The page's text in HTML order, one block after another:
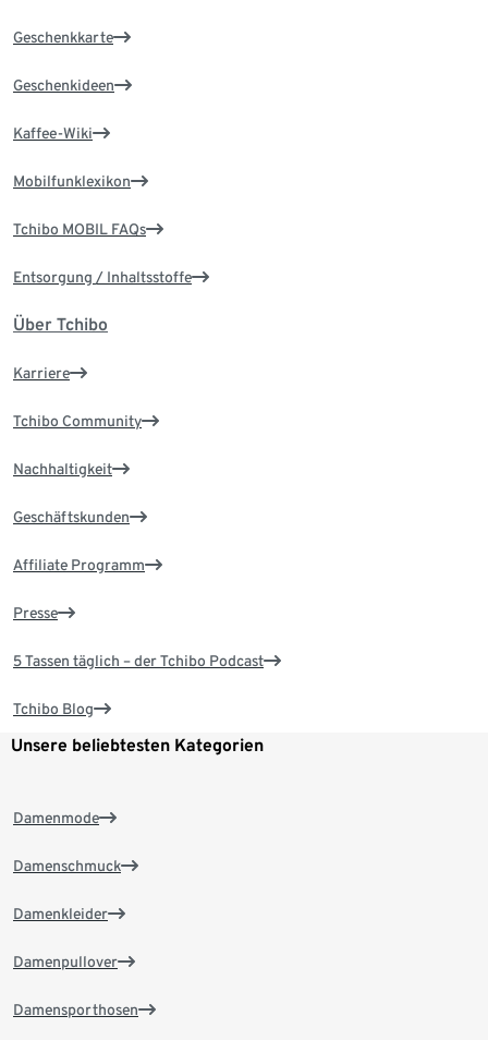
Geschenkkarte
Geschenkideen
Kaffee-Wiki
Mobilfunklexikon
Tchibo MOBIL FAQs
Entsorgung / Inhaltsstoffe
Über Tchibo
Karriere
Tchibo Community
Nachhaltigkeit
Geschäftskunden
Affiliate Programm
Presse
5 Tassen täglich – der Tchibo Podcast
Tchibo Blog
Unsere beliebtesten Kategorien
Damenmode
Damenschmuck
Damenkleider
Damenpullover
Damensporthosen